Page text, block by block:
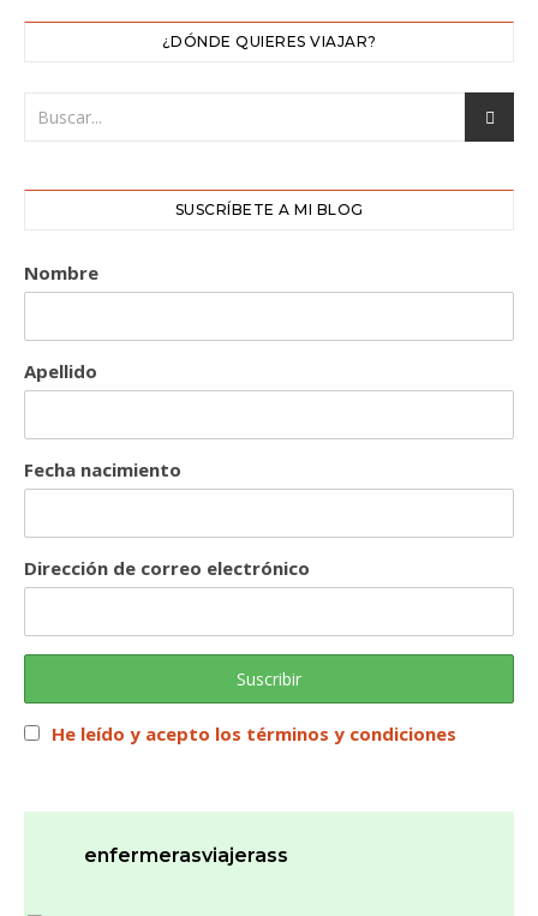
¿DÓNDE QUIERES VIAJAR?
SUSCRÍBETE A MI BLOG
Nombre
Apellido
Fecha nacimiento
Dirección de correo electrónico
He leído y acepto los términos y condiciones
enfermerasviajerass